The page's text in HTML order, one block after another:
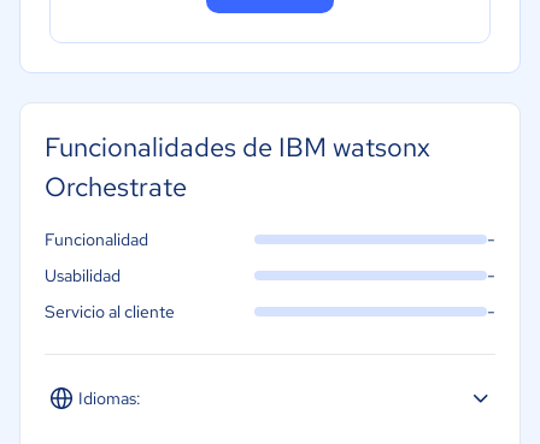
Funcionalidades de IBM watsonx
Orchestrate
Idiomas:
Funcionalidad -
Usabilidad -
Servicio al cliente -